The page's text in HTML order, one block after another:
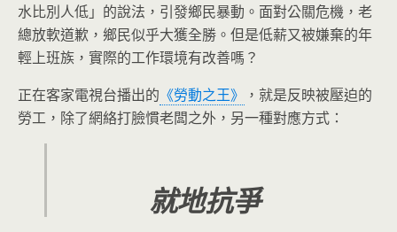
水比別人低」的說法，引發鄉民暴動。面對公關危機，老
總放軟道歉，鄉民似乎大獲全勝。但是低薪又被嫌棄的年
輕上班族，實際的工作環境有改善嗎？
正在客家電視台播出的 《勞動之王》
，就是反映被壓迫的
勞工，除了網絡打臉慣老闆之外，另一種對應方式：
就地抗爭